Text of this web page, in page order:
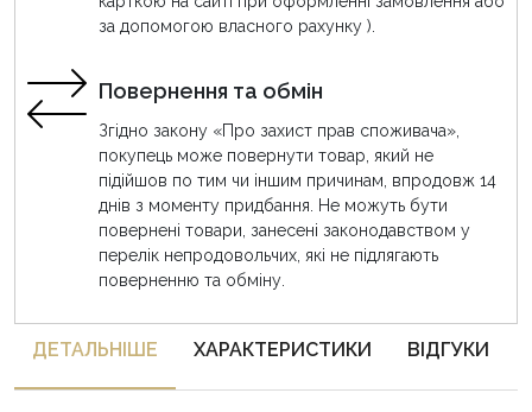
за допомогою власного рахунку ).
Повернення та обмін
Згідно закону «Про захист прав споживача»,
покупець може повернути товар, який не
підійшов по тим чи іншим причинам, впродовж 14
днів з моменту придбання. Не можуть бути
повернені товари, занесені законодавством у
перелік непродовольчих, які не підлягають
поверненню та обміну.
ДЕТАЛЬНIШЕ ХАРАКТЕРИСТИКИ ВІДГУКИ